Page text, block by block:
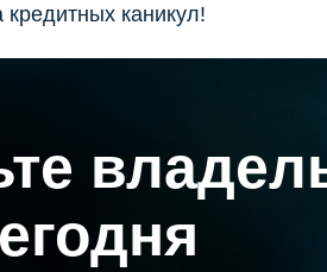
каникул!